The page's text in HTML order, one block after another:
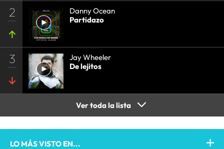
2
Danny Ocean
Partidazo
3
Jay Wheeler
De lejitos
Ver toda la lista
LO MÁS VISTO EN...